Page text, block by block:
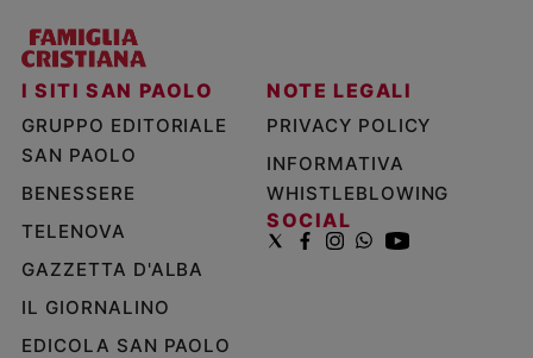
I SITI SAN PAOLO
GRUPPO EDITORIALE
SAN PAOLO
BENESSERE
TELENOVA
GAZZETTA D'ALBA
IL GIORNALINO
EDICOLA SAN PAOLO
NOTE LEGALI
PRIVACY POLICY
INFORMATIVA
WHISTLEBLOWING
SOCIAL